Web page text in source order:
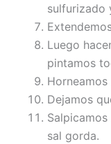
sulfurizado
Luego
pintamos
Dejamos
sal gorda.